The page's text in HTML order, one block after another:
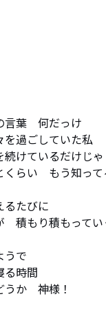
言葉　何だっけ
を過ごしていた私
けているだけじゃ
らい　もう知っ
るたびに
積もり積もって
うで
る時間
か　神様！